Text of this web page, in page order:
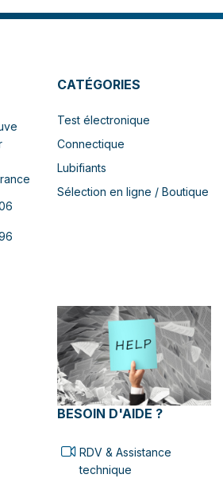
CATÉGORIES
Test électronique
Connectique
Lubifiants
Sélection en ligne / Boutique
BESOIN D'AIDE ?
RDV & Assistance
technique